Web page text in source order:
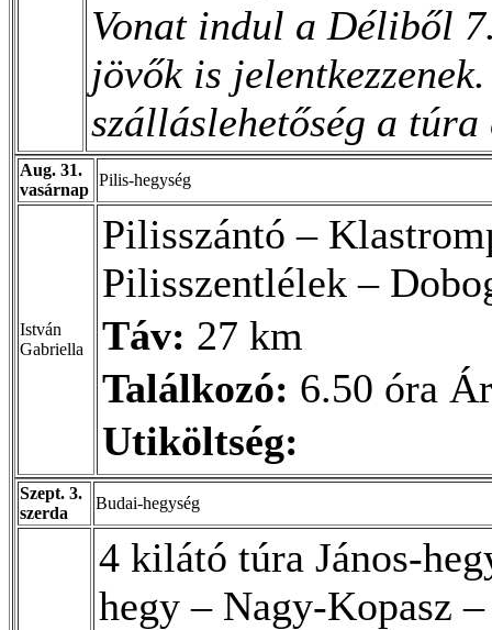
Vonat indul a Déliből
jövők is
szálláslehetőség a
Aug. 31.
vasárnap
Pilis-hegység
István
Gabriella
Pilisszántó –
Pilisszentlélek –
Táv: 27 km
Találkozó: 6.50 óra
Utiköltség:
Szept. 3.
szerda
Budai-hegység
4 kilátó túra János-
hegy – Nagy-Kopasz